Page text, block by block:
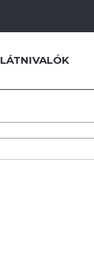
LÁTNIVALÓK